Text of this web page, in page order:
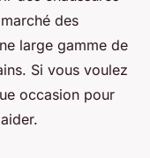
des
large gamme de
Si vous voulez
occasion pour